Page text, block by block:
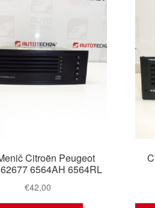
Citroën Peugeot
6564AH 6564RL
€42,00